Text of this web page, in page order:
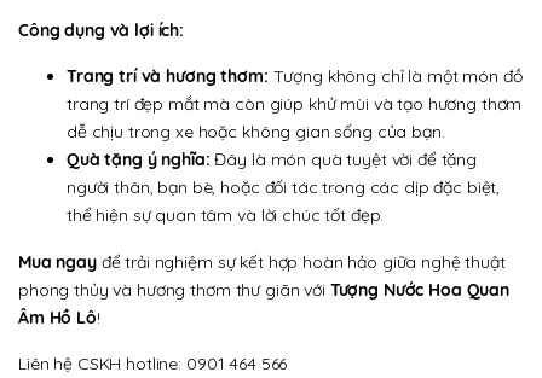
Công dụng và lợi ích:
Trang trí và hương thơm: Tượng không chỉ là một món đồ
trang trí đẹp mắt mà còn giúp khử mùi và tạo hương thơm
dễ chịu trong xe hoặc không gian sống của bạn.
Quà tặng ý nghĩa: Đây là món quà tuyệt vời để tặng
người thân, bạn bè, hoặc đối tác trong các dịp đặc biệt,
thể hiện sự quan tâm và lời chúc tốt đẹp.
Mua ngayđể trải nghiệm sự kết hợp hoàn hảo giữa nghệ thuật
phong thủy và hương thơm thư giãn với Tượng Nước Hoa Quan
Âm Hồ Lô!
Liên hệ CSKH hotline: 0901 464 566